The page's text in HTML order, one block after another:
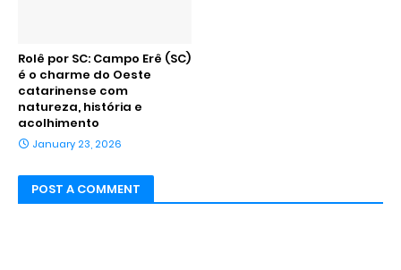
Rolê por SC: Campo Erê (SC)
é o charme do Oeste
catarinense com
natureza, história e
acolhimento
January 23, 2026
POST A COMMENT